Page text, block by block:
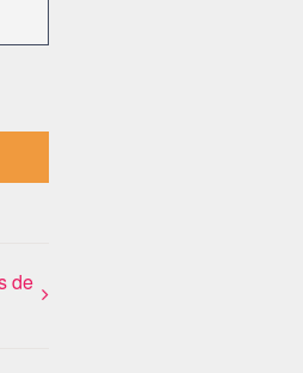
de